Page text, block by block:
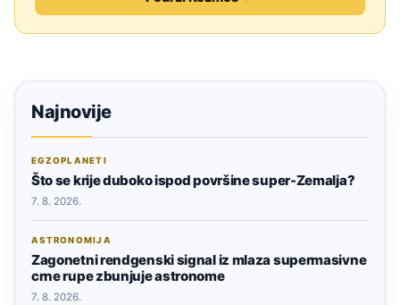
Najnovije
EGZOPLANETI
Što se krije duboko ispod površine super-Zemalja?
7. 8. 2026.
ASTRONOMIJA
Zagonetni rendgenski signal iz mlaza supermasivne
crne rupe zbunjuje astronome
7. 8. 2026.